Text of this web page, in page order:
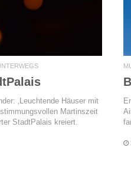
‚Leuchtende Häuser mit
Martinszeit
StadtPalais kreiert.